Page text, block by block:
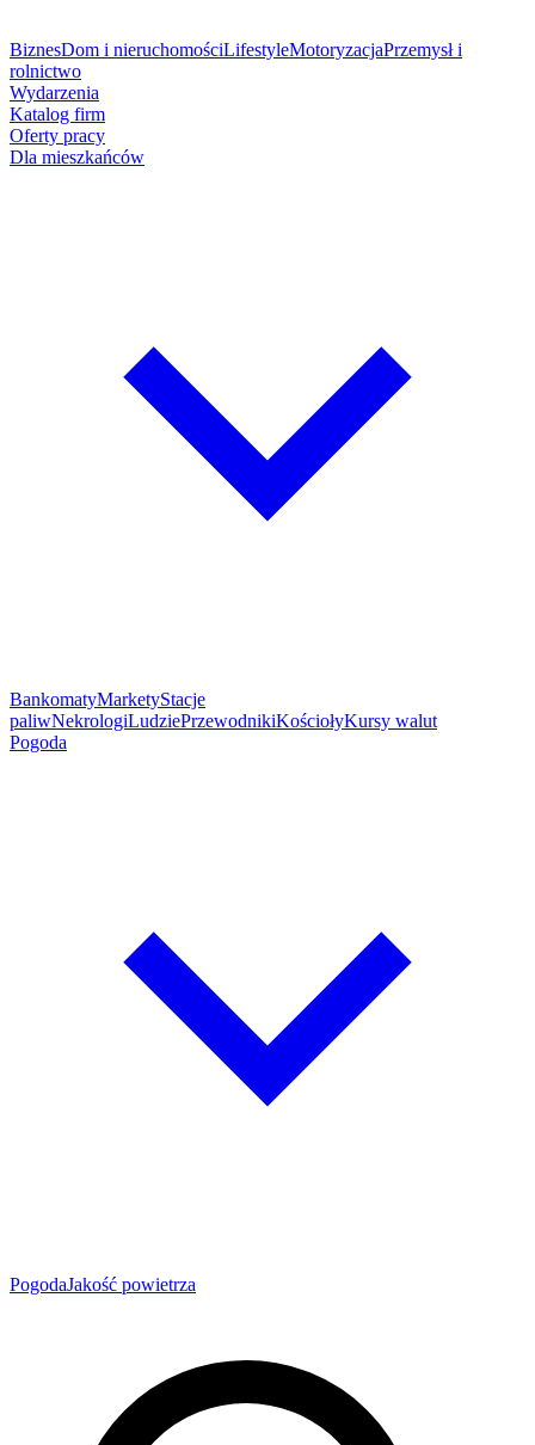
BiznesDom i nieruchomościLifestyleMotoryzacjaPrzemysł i
rolnictwo
Wydarzenia
Katalog firm
Oferty pracy
Dla mieszkańców
BankomatyMarketyStacje
paliwNekrologiLudziePrzewodnikiKościołyKursy walut
Pogoda
PogodaJakość powietrza